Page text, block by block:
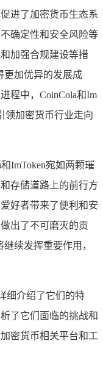
进了加密货币生态系
确定性和安全风险等
加强合规建设等措
更加优异的发展成
程中，CoinCola和Im
领加密货币行业走向
ImToken宛如两颗璀
存储道路上的前行方
好者带来了便利和安
出了不可磨灭的贡
续发挥重要作用，
细介绍了它们的特
了它们面临的挑战和
密货币相关平台和工